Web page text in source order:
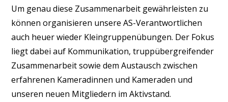
Um genau diese Zusammenarbeit gewährleisten zu
können organisieren unsere AS-Verantwortlichen
auch heuer wieder Kleingruppenübungen. Der Fokus
liegt dabei auf Kommunikation, truppübergreifender
Zusammenarbeit sowie dem Austausch zwischen
erfahrenen Kameradinnen und Kameraden und
unseren neuen Mitgliedern im Aktivstand.